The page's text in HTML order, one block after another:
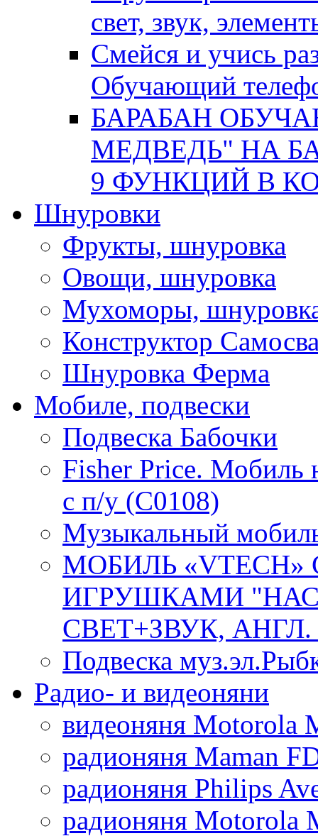
свет, звук,
Смейся и учись
Обучающий
БАРАБАН
МЕДВЕДЬ" НА
9 ФУНКЦИЙ В
Шнуровки
Фрукты, шнуровка
Овощи, шнуровка
Мухоморы,
Конструктор
Шнуровка Ферма
Мобиле, подвески
Подвеска Бабочки
Fisher Price. Мобиль
с п/у (C0108)
Музыкальный
МОБИЛЬ
ИГРУШКАМИ
СВЕТ+ЗВУК, АНГЛ.
Подвеска
Радио- и видеоняни
видеоняня Motorola
радионяня Maman
радионяня Philips
радионяня Motorola